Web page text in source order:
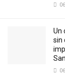
Un
sin